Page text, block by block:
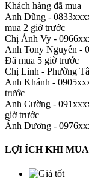
Khách hàng đã mua
Anh Dũng -
mua 2 giờ trước
Chị Ánh Vy -
Anh Tony Nguyễn -
Đã mua 5 giờ trước
Chị Linh - Phường
Anh Khánh -
trước
Anh Cường -
giờ trước
Ánh Dương -
LỢI ÍCH KHI MUA